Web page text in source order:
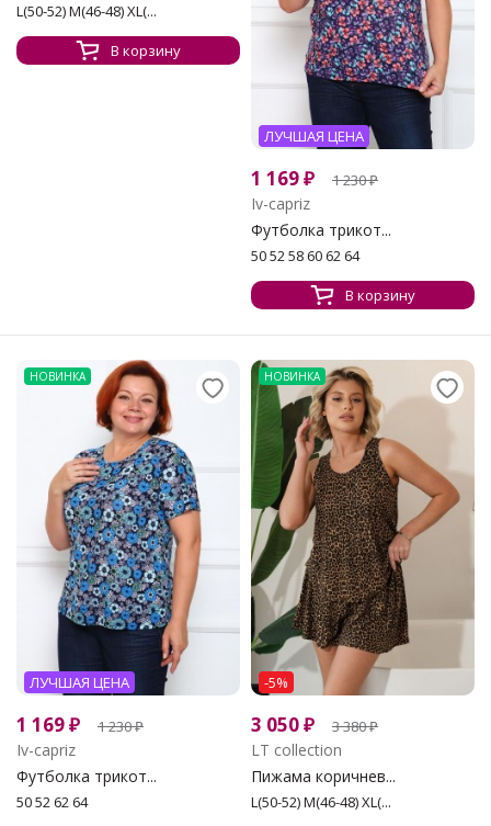
L(50-52) M(46-48) XL(...
В корзину
ЛУЧШАЯ ЦЕНА
1 169₽ 1 230₽
Iv-capriz
Футболка трикот...
50 52 58 60 62 64
В корзину
НОВИНКА
ЛУЧШАЯ ЦЕНА
1 169₽ 1 230₽
Iv-capriz
Футболка трикот...
50 52 62 64
НОВИНКА
-5%
3 050₽ 3 380₽
LT collection
Пижама коричнев...
L(50-52) M(46-48) XL(...